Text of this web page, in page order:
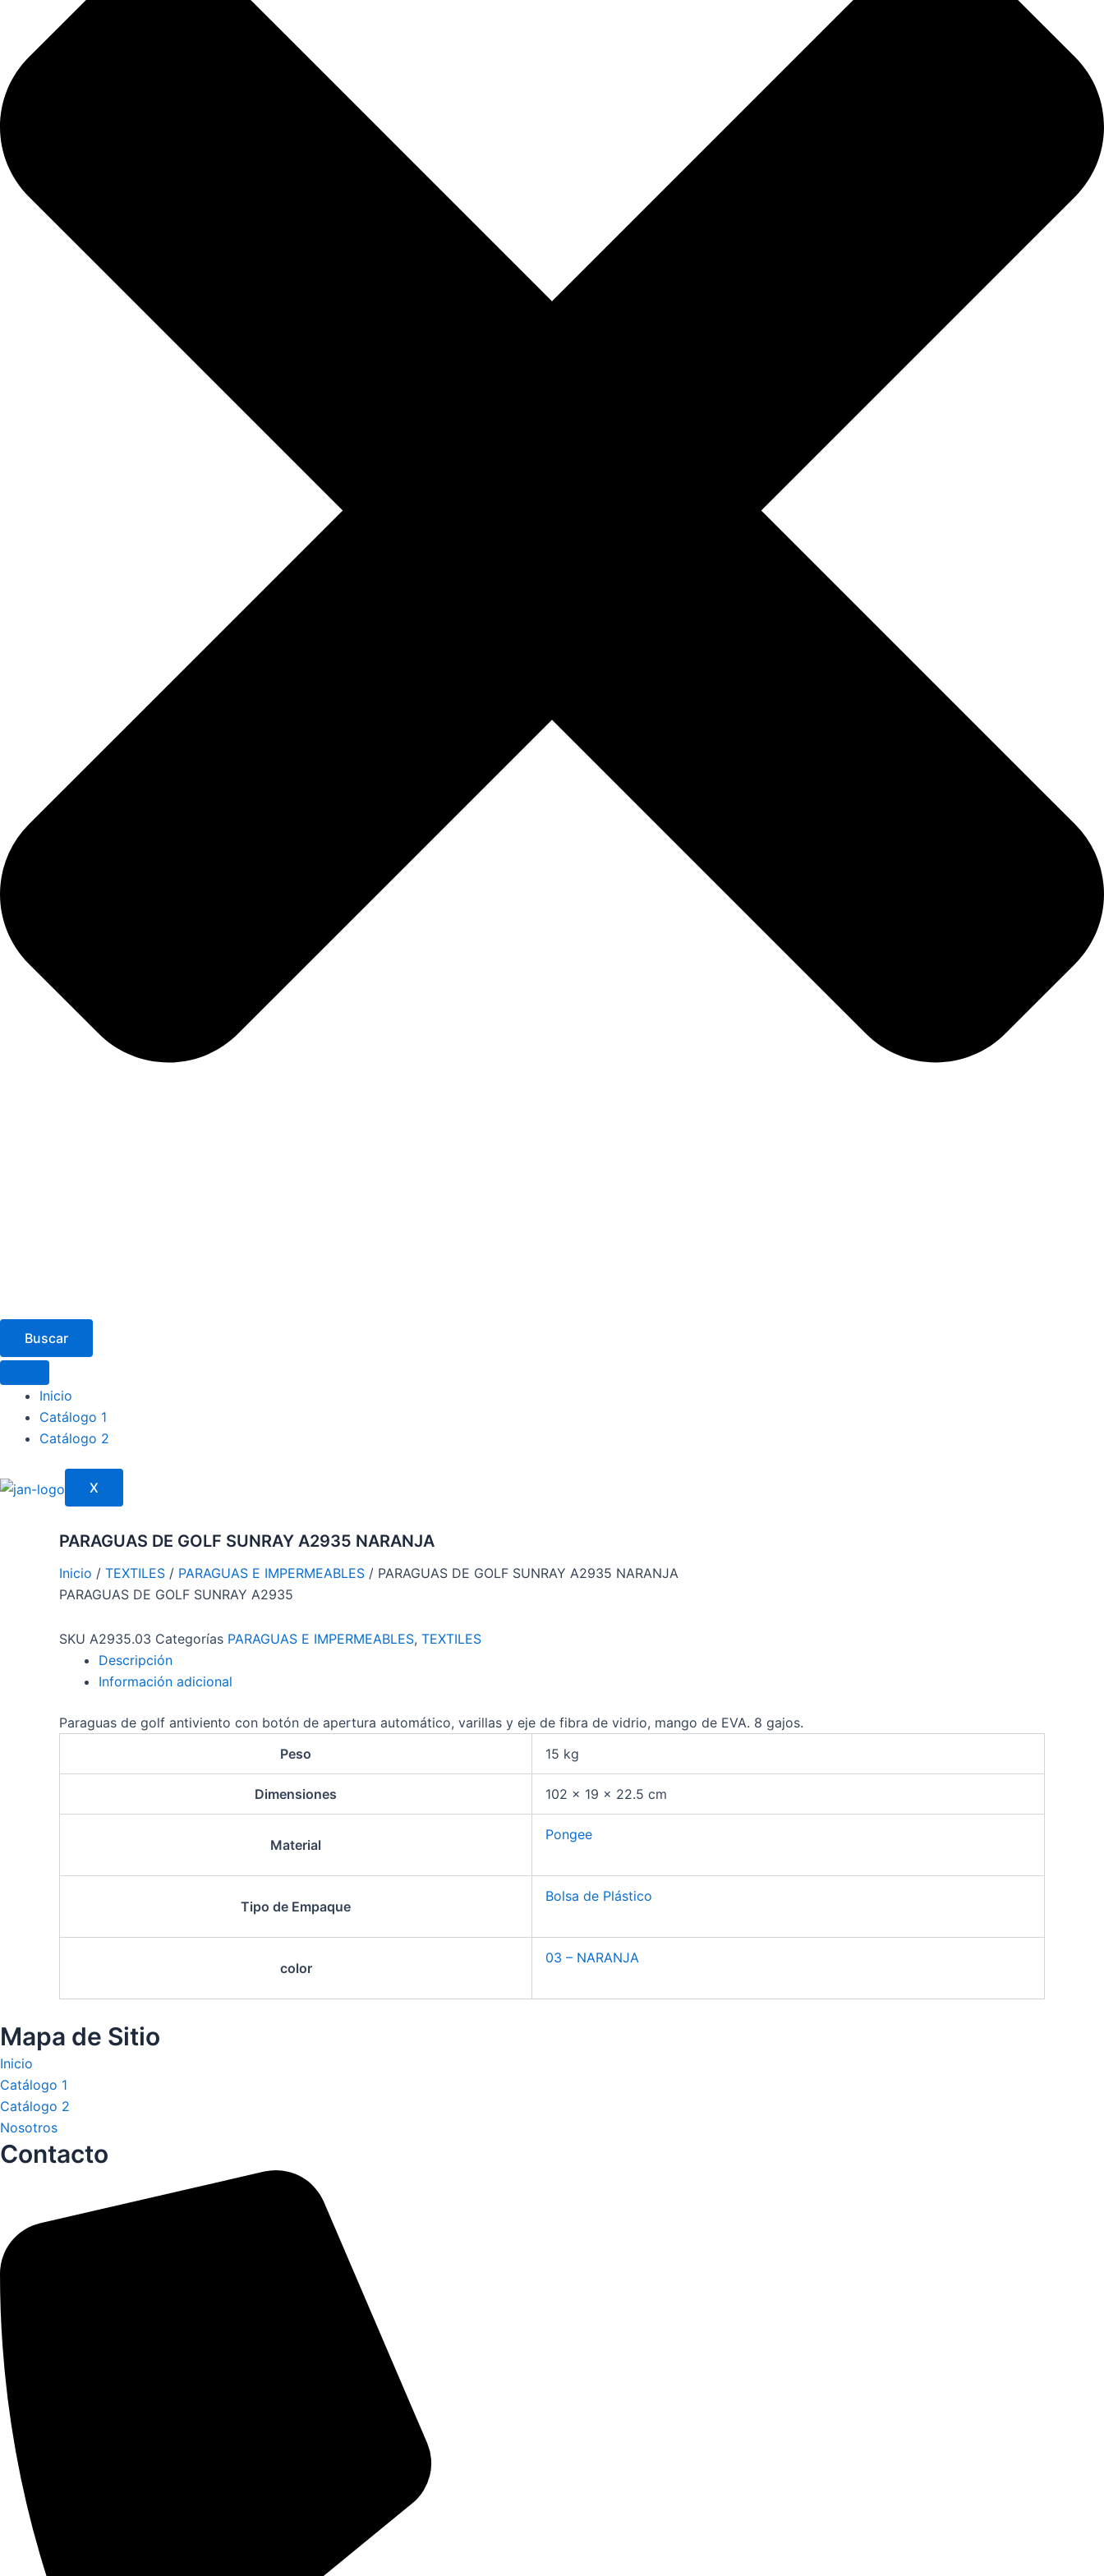
Buscar
Inicio
Catálogo 1
Catálogo 2
X
PARAGUAS DE GOLF SUNRAY A2935 NARANJA
Inicio / TEXTILES / PARAGUAS E IMPERMEABLES / PARAGUAS DE GOLF SUNRAY A2935 NARANJA
PARAGUAS DE GOLF SUNRAY A2935
SKU A2935.03 Categorías PARAGUAS E IMPERMEABLES, TEXTILES
Descripción
Información adicional
Paraguas de golf antiviento con botón de apertura automático, varillas y eje de fibra de vidrio, mango de EVA. 8 gajos.
Peso
15 kg
Dimensiones 102 × 19 × 22.5 cm
Material
Pongee
Tipo de Empaque
Bolsa de Plástico
color
03 – NARANJA
Mapa de Sitio
Inicio
Catálogo 1
Catálogo 2
Nosotros
Contacto